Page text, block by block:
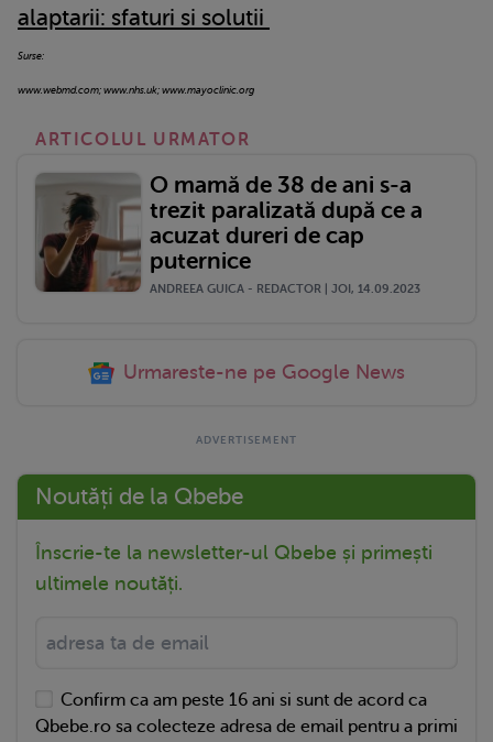
alaptarii: sfaturi si solutii
Surse:
www.webmd.com; www.nhs.uk; www.mayoclinic.org
ARTICOLUL URMATOR
O mamă de 38 de ani s-a
trezit paralizată după ce a
acuzat dureri de cap
puternice
ANDREEA GUICA - REDACTOR | JOI, 14.09.2023
Urmareste-ne pe Google News
Noutăți de la Qbebe
Înscrie-te la newsletter-ul Qbebe și primești
ultimele noutăți.
Confirm ca am peste 16 ani si sunt de acord ca
Qbebe.ro sa colecteze adresa de email pentru a primi